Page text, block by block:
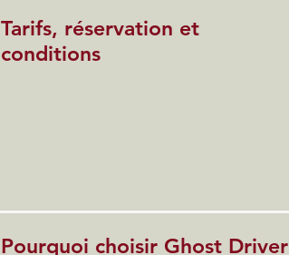
Tarifs, réservation et
conditions
Pourquoi choisir Ghost Driver